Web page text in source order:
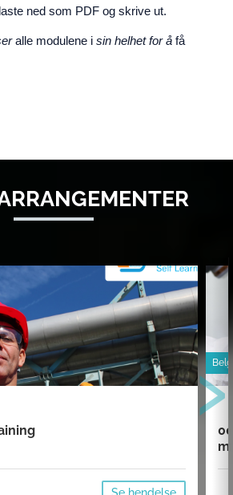
ned som PDF og skrive ut.
alle modulene i sin helhet for å få
Se hendelse
›